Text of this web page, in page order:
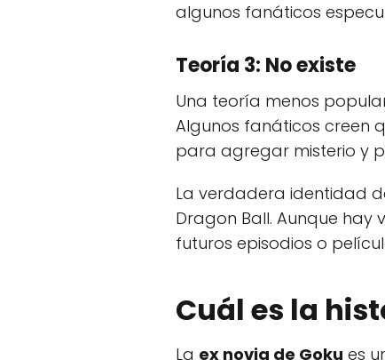
algunos fanáticos
Teoría 3: No existe
Una teoría menos
Algunos fanáticos creen
para agregar misterio y
La verdadera identidad
Dragon Ball. Aunque hay
futuros episodios o
Cuál es la
La ex novia de Goku es